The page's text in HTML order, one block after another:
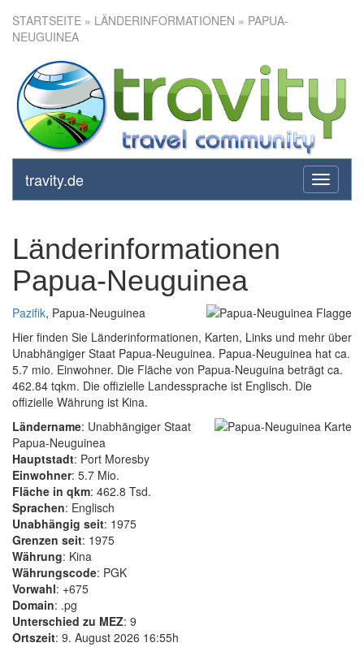
STARTSEITE » LÄNDERINFORMATIONEN » PAPUA-
NEUGUINEA
toggle
travity.de
Länderinformationen
Papua-Neuguinea
Pazifik, Papua-Neuguinea
Hier finden Sie Länderinformationen, Karten, Links und mehr über
Unabhängiger Staat Papua-Neuguinea. Papua-Neuguinea hat ca.
5.7 mio. Einwohner. Die Fläche von Papua-Neuguina beträgt ca.
462.84 tqkm. Die offizielle Landessprache ist Englisch. Die
offizielle Währung ist Kina.
Ländername: Unabhängiger Staat
Papua-Neuguinea
Hauptstadt: Port Moresby
Einwohner: 5.7 Mio.
Fläche in qkm: 462.8 Tsd.
Sprachen: Englisch
Unabhängig seit: 1975
Grenzen seit: 1975
Währung: Kina
Währungscode: PGK
Vorwahl: +675
Domain: .pg
Unterschied zu MEZ: 9
Ortszeit: 9. August 2026 16:55h